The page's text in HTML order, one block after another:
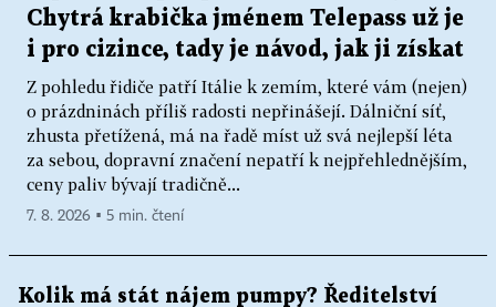
Chytrá krabička jménem Telepass už je
i pro cizince, tady je návod, jak ji získat
Z pohledu řidiče patří Itálie k zemím, které vám (nejen)
o prázdninách příliš radosti nepřinášejí. Dálniční síť,
zhusta přetížená, má na řadě míst už svá nejlepší léta
za sebou, dopravní značení nepatří k nejpřehlednějším,
ceny paliv bývají tradičně...
7. 8. 2026 ▪ 5 min. čtení
Kolik má stát nájem pumpy? Ředitelství